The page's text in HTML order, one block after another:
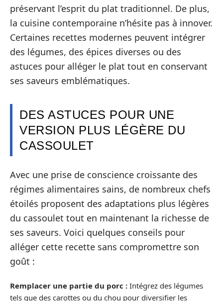
préservant l’esprit du plat traditionnel. De plus,
la cuisine contemporaine n’hésite pas à innover.
Certaines recettes modernes peuvent intégrer
des légumes, des épices diverses ou des
astuces pour alléger le plat tout en conservant
ses saveurs emblématiques.
DES ASTUCES POUR UNE
VERSION PLUS LÉGÈRE DU
CASSOULET
Avec une prise de conscience croissante des
régimes alimentaires sains, de nombreux chefs
étoilés proposent des adaptations plus légères
du cassoulet tout en maintenant la richesse de
ses saveurs. Voici quelques conseils pour
alléger cette recette sans compromettre son
goût :
Remplacer une partie du porc : Intégrez des légumes
tels que des carottes ou du chou pour diversifier les